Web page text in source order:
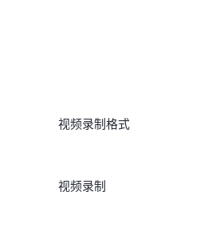
视频录制格式
视频录制